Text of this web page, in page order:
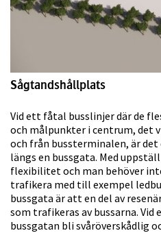
Sågtandshållplats
Vid ett fåtal busslinjer där de
och målpunkter i centrum, det
och från bussterminalen, är
längs en bussgata. Med
flexibilitet och man behöver
trafikera med till exempel
bussgata är att en del av
som trafikeras av bussarna.
bussgatan bli svåröverskådlig